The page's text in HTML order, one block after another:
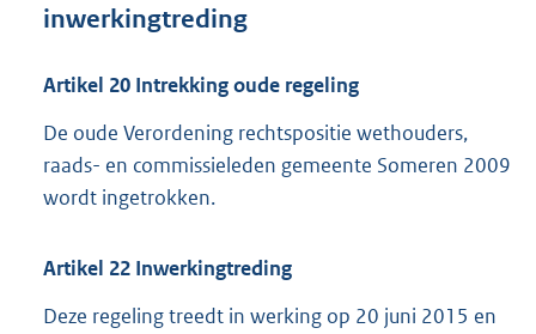
inwerkingtreding
Artikel 20 Intrekking oude regeling
De oude Verordening rechtspositie wethouders,
raads- en commissieleden gemeente Someren 2009
wordt ingetrokken.
Artikel 22 Inwerkingtreding
Deze regeling treedt in werking op 20 juni 2015 en